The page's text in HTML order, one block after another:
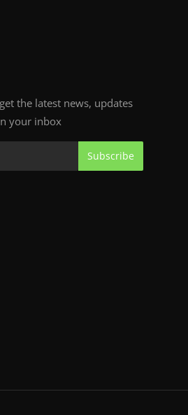
the latest news, updates
your inbox
Subscribe